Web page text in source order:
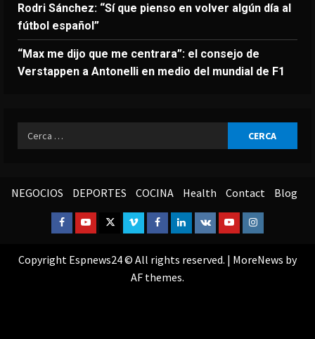
Rodri Sánchez: “Sí que pienso en volver algún día al
fútbol español”
“Max me dijo que me centrara”: el consejo de
Verstappen a Antonelli en medio del mundial de F1
Ricerca
per:
NEGOCIOS DEPORTES COCINA Health Contact Blog
Facebook
YoutubeTwitterVimeoFacebook
Linkedin
VK YoutubeInstagram
Copyright Espnews24 © All rights reserved. | MoreNews by
AF themes.